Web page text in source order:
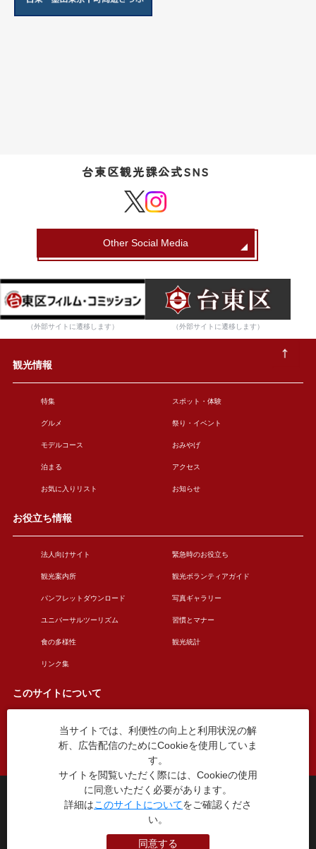
台東区観光課公式SNS
Other Social Media
（外部サイトに遷移します） （外部サイトに遷移します）
観光情報
特集 スポット・体験
グルメ 祭り・イベント
モデルコース おみやげ
泊まる アクセス
お気に入りリスト お知らせ
お役立ち情報
法人向けサイト 緊急時のお役立ち
観光案内所 観光ボランティアガイド
パンフレットダウンロード 写真ギャラリー
ユニバーサルツーリズム 習慣とマナー
食の多様性 観光統計
リンク集
このサイトについて
このサイトについて 広告掲載について
お問い合わせ
台東区役所観光課
〒110-8615 東京都台東区東上野4丁目5番6号
TEL：03-5246-1151
当サイトでは、利便性の向上と利用状況の解
析、広告配信のためにCookieを使用していま
す。
サイトを閲覧いただく際には、Cookieの使用
に同意いただく必要があります。
詳細はこのサイトについてをご確認くださ
い。
同意する